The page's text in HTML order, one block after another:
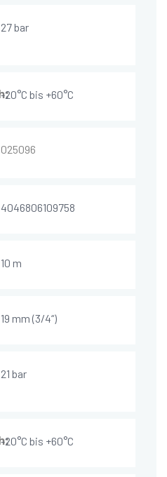
27 bar
-20°C bis +60°C
025096
4046806109758
10 m
19 mm (3/4“)
21 bar
-20°C bis +60°C